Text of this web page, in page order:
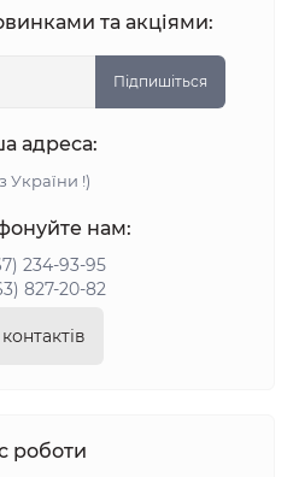
та акціями:
Підпишіться
адреса:
України !)
нам:
234-93-95
827-20-82
роботи